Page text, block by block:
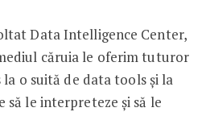
Data Intelligence Center,
căruia le oferim tuturor
o suită de data tools și la
să le interpreteze și să le